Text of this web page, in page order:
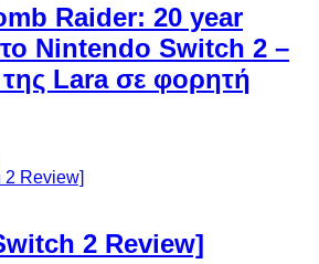
Raider: 20 year
Nintendo Switch 2 –
Lara σε φορητή
2 Review]